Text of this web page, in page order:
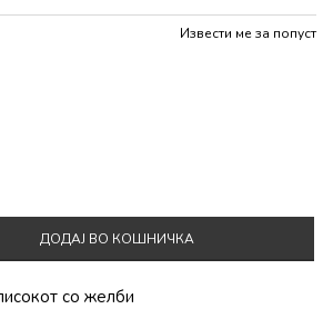
Извести ме за попуст
ДОДАЈ ВО КОШНИЧКА
со желби